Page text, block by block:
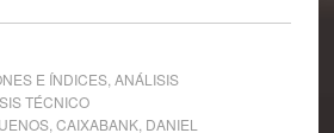
E ÍNDICES, ANÁLISIS
TÉCNICO
, CAIXABANK, DANIEL